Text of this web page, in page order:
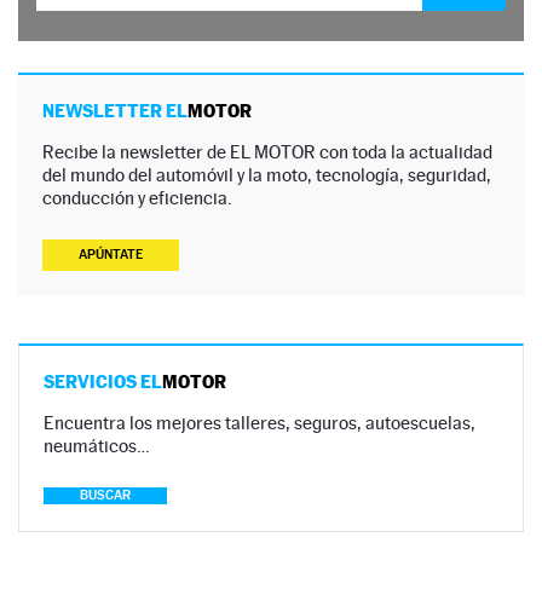
NEWSLETTER ELMOTOR
Recibe la newsletter de EL MOTOR con toda la actualidad
del mundo del automóvil y la moto, tecnología, seguridad,
conducción y eficiencia.
APÚNTATE
SERVICIOS ELMOTOR
Encuentra los mejores talleres, seguros, autoescuelas,
neumáticos…
BUSCAR